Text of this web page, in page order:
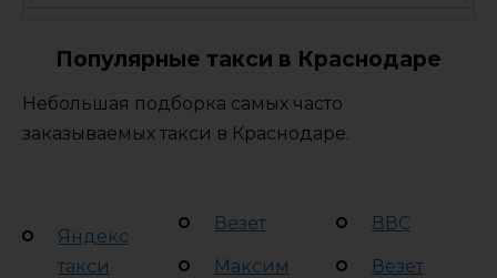
Популярные такси в Краснодаре
Небольшая подборка самых часто
заказываемых такси в Краснодаре.
Яндекс
такси
Везет
Максим
ВВС
Везет